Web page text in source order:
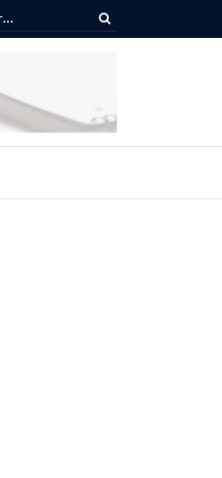
2025 en Guadalajara